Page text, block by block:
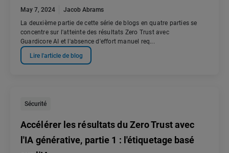
May 7, 2024
Jacob Abrams
La deuxième partie de cette série de blogs en quatre parties se
concentre sur l'atteinte des résultats Zero Trust avec
Guardicore AI et l'absence d'effort manuel req...
Lire l'article de blog
Sécurité
Accélérer les résultats du Zero Trust avec
l'IA générative, partie 1 : l'étiquetage basé